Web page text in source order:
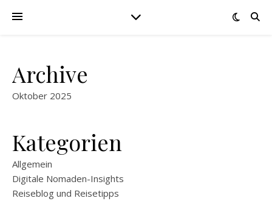
Archive
Oktober 2025
Kategorien
Allgemein
Digitale Nomaden-Insights
Reiseblog und Reisetipps